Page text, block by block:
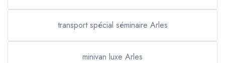
transport spécial séminaire Arles
minivan luxe Arles